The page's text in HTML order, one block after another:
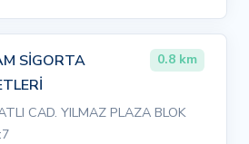
SİGORTA
0.8 km
CAD. YILMAZ PLAZA BLOK